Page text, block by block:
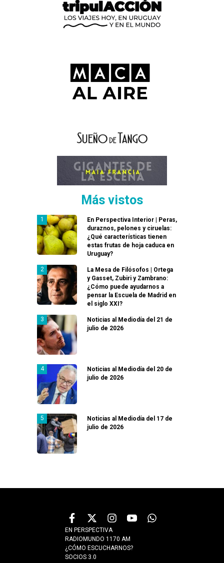
Más vistos
En Perspectiva Interior | Peras,
duraznos, pelones y ciruelas:
¿Qué características tienen
estas frutas de hoja caduca en
Uruguay?
La Mesa de Filósofos | Ortega
y Gasset, Zubiri y Zambrano:
¿Cómo puede ayudarnos a
pensar la Escuela de Madrid en
el siglo XXI?
Noticias al Mediodía del 21 de
julio de 2026
Noticias al Mediodía del 20 de
julio de 2026
Noticias al Mediodía del 17 de
julio de 2026
EN PERSPECTIVA
RADIOMUNDO 1170 AM
¿CÓMO ESCUCHARNOS?
SOCIOS 3.0